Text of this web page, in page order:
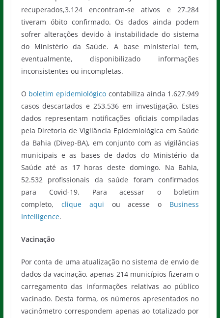
recuperados,3.124 encontram-se ativos e 27.284
tiveram óbito confirmado. Os dados ainda podem
sofrer alterações devido à instabilidade do sistema
do Ministério da Saúde. A base ministerial tem,
eventualmente, disponibilizado informações
inconsistentes ou incompletas.
O boletim epidemiológico contabiliza ainda 1.627.949
casos descartados e 253.536 em investigação. Estes
dados representam notificações oficiais compiladas
pela Diretoria de Vigilância Epidemiológica em Saúde
da Bahia (Divep-BA), em conjunto com as vigilâncias
municipais e as bases de dados do Ministério da
Saúde até as 17 horas deste domingo. Na Bahia,
52.532 profissionais da saúde foram confirmados
para Covid-19. Para acessar o boletim
completo, clique aqui ou acesse o Business
Intelligence.
Vacinação
Por conta de uma atualização no sistema de envio de
dados da vacinação, apenas 214 municípios fizeram o
carregamento das informações relativas ao público
vacinado. Desta forma, os números apresentados no
vacinômetro correspondem apenas ao totalizado por